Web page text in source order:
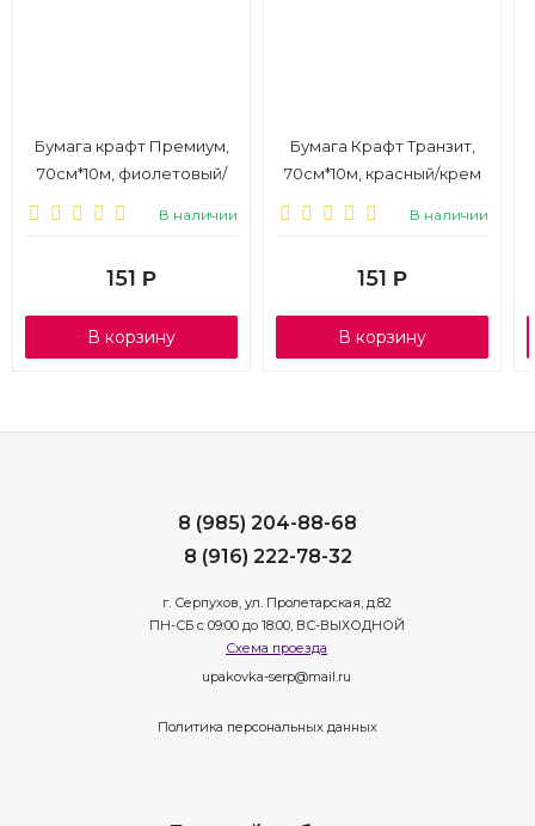
Бумага крафт Премиум,
70см*10м, фиолетовый/
В наличии
151 Р
В корзину
Бумага Крафт Транзит,
70см*10м, красный/крем
В наличии
151 Р
В корзину
8 (985) 204-88-68
8 (916) 222-78-32
г. Серпухов, ул. Пролетарская, д.82
ПН-СБ с 09:00 до 18:00, ВС-ВЫХОДНОЙ
Схема проезда
upakovka-serp@mail.ru
Политика персональных данных